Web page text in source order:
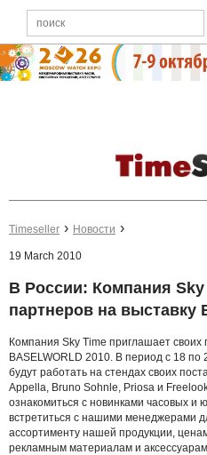
Timeseller Новости
19 March 2010
В России: Компания
партнеров на выставку
Компания Sky Time приглашает своих
BASELWORLD 2010. В период с 18 по
будут работать на стендах своих
Appella, Bruno Sohnle, Priosa и
ознакомиться с новинками часовых и
встретиться с нашими менеджерами
ассортименту нашей продукции,
рекламным материалам и